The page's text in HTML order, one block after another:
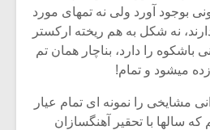
بوجود آورد ولی نه تمهای مورد
دارند، نه شکل به هم ریخته ارکستر
باشکوه را دارد، بناچار همان تم
زده میشود و تمام!
مشایخی را نمونه ای تمام عیار
سالها با تحقیر آهنگسازان